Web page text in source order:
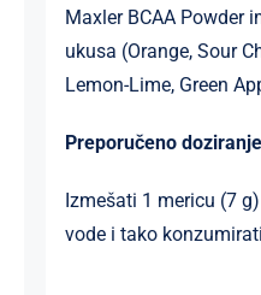
Maxler BCAA Powder
ukusa (Orange, Sour
Lemon-Lime, Green
Preporučeno
Izmešati 1 mericu (7
vode i tako